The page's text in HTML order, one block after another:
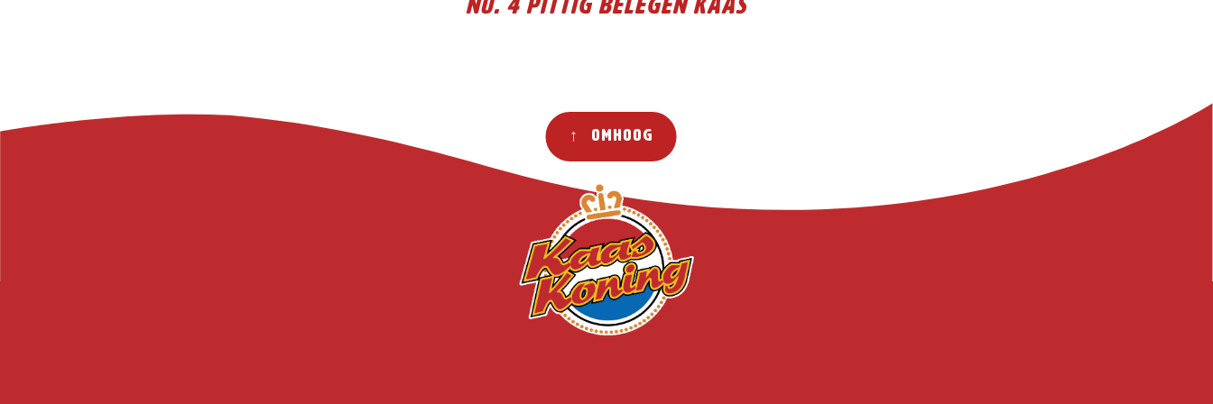
No. 4 Pittig Belegen kaas
↑ Omhoog